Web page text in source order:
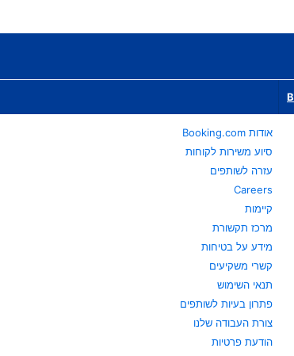
אודות Booking.com
סיוע משירות לקוחות
עזרה לשותפים
Careers
קיימות
מרכז תקשורת
מידע על בטיחות
קשרי משקיעים
תנאי השימוש
פתרון בעיות לשותפים
צורת העבודה שלנו
הודעת פרטיות